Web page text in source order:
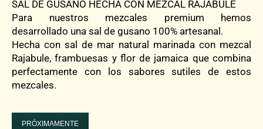
SAL DE GUSANO HECHA CON MEZCAL RAJABULE
Para nuestros mezcales premium hemos
desarrollado una sal de gusano 100% artesanal.
Hecha con sal de mar natural marinada con mezcal
Rajabule, frambuesas y flor de jamaica que combina
perfectamente con los sabores sutiles de estos
mezcales.
PRÓXIMAMENTE